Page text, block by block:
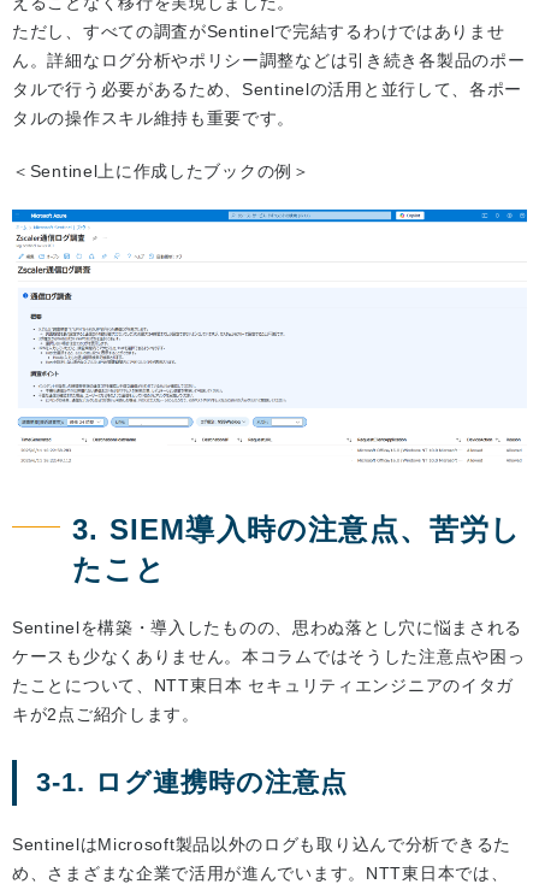
ただし、すべての調査がSentinelで完結するわけではありませ
ん。詳細なログ分析やポリシー調整などは引き続き各製品のポー
タルで行う必要があるため、Sentinelの活用と並行して、各ポー
タルの操作スキル維持も重要です。
＜Sentinel上に作成したブックの例＞
3. SIEM導入時の注意点、苦労し
たこと
Sentinelを構築・導入したものの、思わぬ落とし穴に悩まされる
ケースも少なくありません。本コラムではそうした注意点や困っ
たことについて、NTT東日本 セキュリティエンジニアのイタガ
キが2点ご紹介します。
3-1. ログ連携時の注意点
SentinelはMicrosoft製品以外のログも取り込んで分析できるた
め、さまざまな企業で活用が進んでいます。NTT東日本では、